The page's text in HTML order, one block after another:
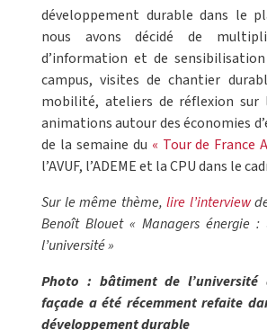
développement durable dans le
nous avons décidé de
d’information et de
campus, visites de chantier
mobilité, ateliers de réflexion
animations autour des économies
de la semaine du « Tour de France
l’AVUF, l’ADEME et la CPU dans le
Sur le même thème, lire l’interview
Benoît Blouet « Managers énergie
l’université »
Photo : bâtiment de
façade a été récemment refaite
développement durable